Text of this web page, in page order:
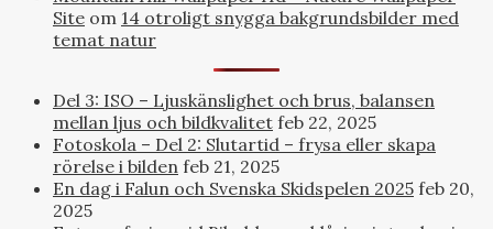
Site om 14 otroligt snygga bakgrundsbilder med
temat natur
Del 3: ISO – Ljuskänslighet och brus, balansen
mellan ljus och bildkvalitet feb 22, 2025
Fotoskola – Del 2: Slutartid – frysa eller skapa
rörelse i bilden feb 21, 2025
En dag i Falun och Svenska Skidspelen 2025 feb 20,
2025